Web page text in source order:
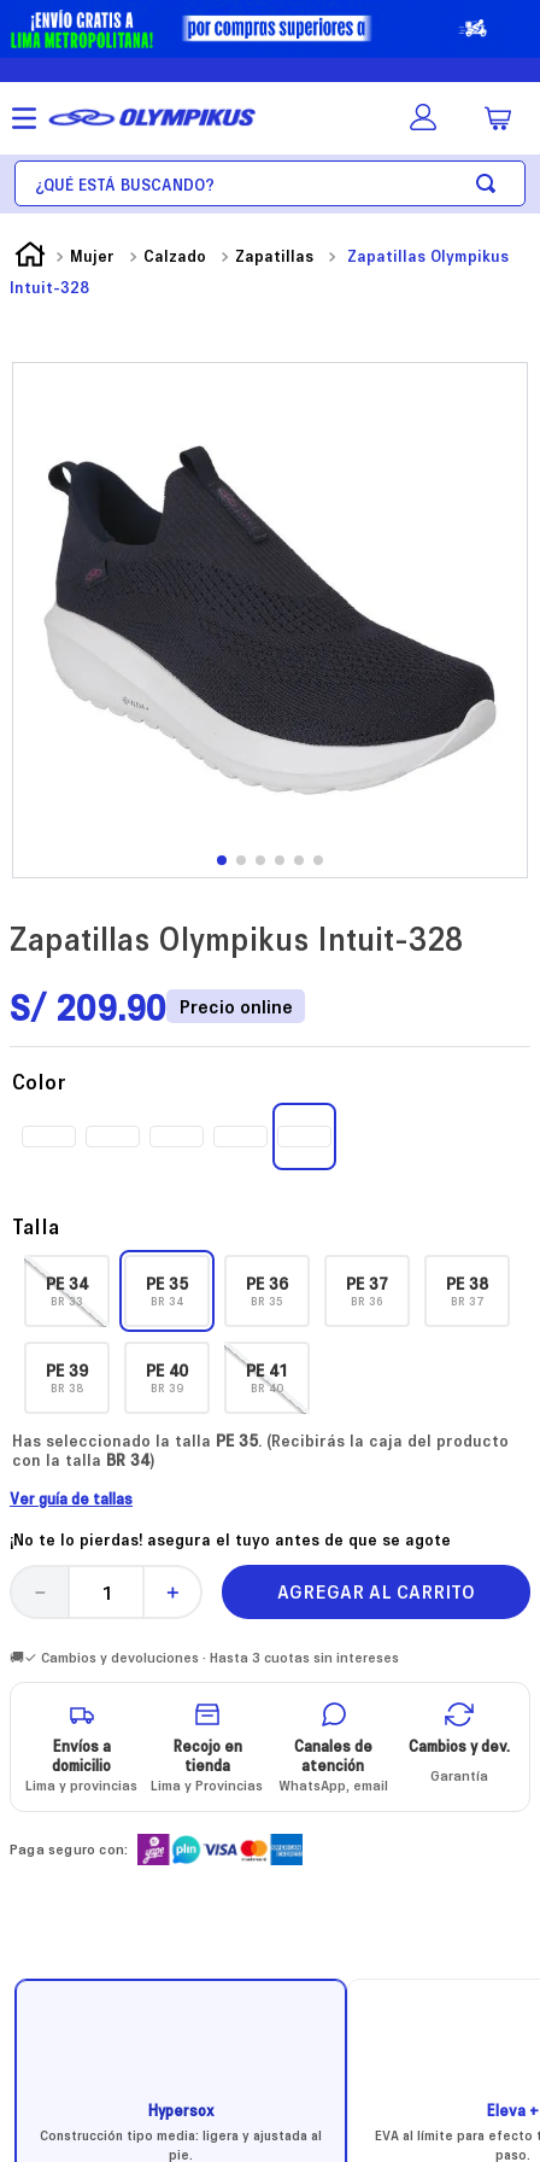
¿Qué está buscando?
Mujer Calzado Zapatillas
Zapatillas Olympikus
Intuit-328
Zapatillas Olympikus Intuit-328
S/ 209.90
Talla
PE34
BR33
PE35
BR 34
PE36
BR 35
PE37
BR 36
PE38
BR 37
PE39
BR 38
PE 40
BR 39
PE 41
BR40
Has seleccionado la talla PE 35. (Recibirás la caja del producto
con la talla BR 34)
Color
Ver guía de tallas
¡No te lo pierdas! asegura el tuyo antes de que se agote
＋
－ AGREGAR AL CARRITO
🚚✓ Cambios y devoluciones · Hasta 3 cuotas sin intereses
Envíos a
domicilio
Lima y provincias
Recojo en
tienda
Lima y Provincias
Canales de
atención
WhatsApp, email
Cambios y dev.
Garantía
Paga seguro con:
Hypersox
Construcción tipo media: ligera y ajustada al
pie.
Eleva +
EVA al límite para efecto
paso.